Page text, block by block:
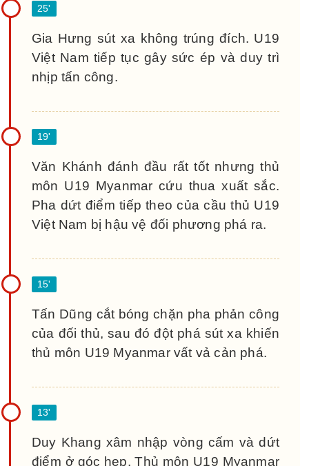
Gia Hưng sút xa không trúng đích. U19
Việt Nam tiếp tục gây sức ép và duy trì
nhịp tấn công.
Văn Khánh đánh đầu rất tốt nhưng thủ
môn U19 Myanmar cứu thua xuất sắc.
Pha dứt điểm tiếp theo của cầu thủ U19
Việt Nam bị hậu vệ đối phương phá ra.
Tấn Dũng cắt bóng chặn pha phản công
của đối thủ, sau đó đột phá sút xa khiến
thủ môn U19 Myanmar vất vả cản phá.
Duy Khang xâm nhập vòng cấm và dứt
điểm ở góc hẹp. Thủ môn U19 Myanmar